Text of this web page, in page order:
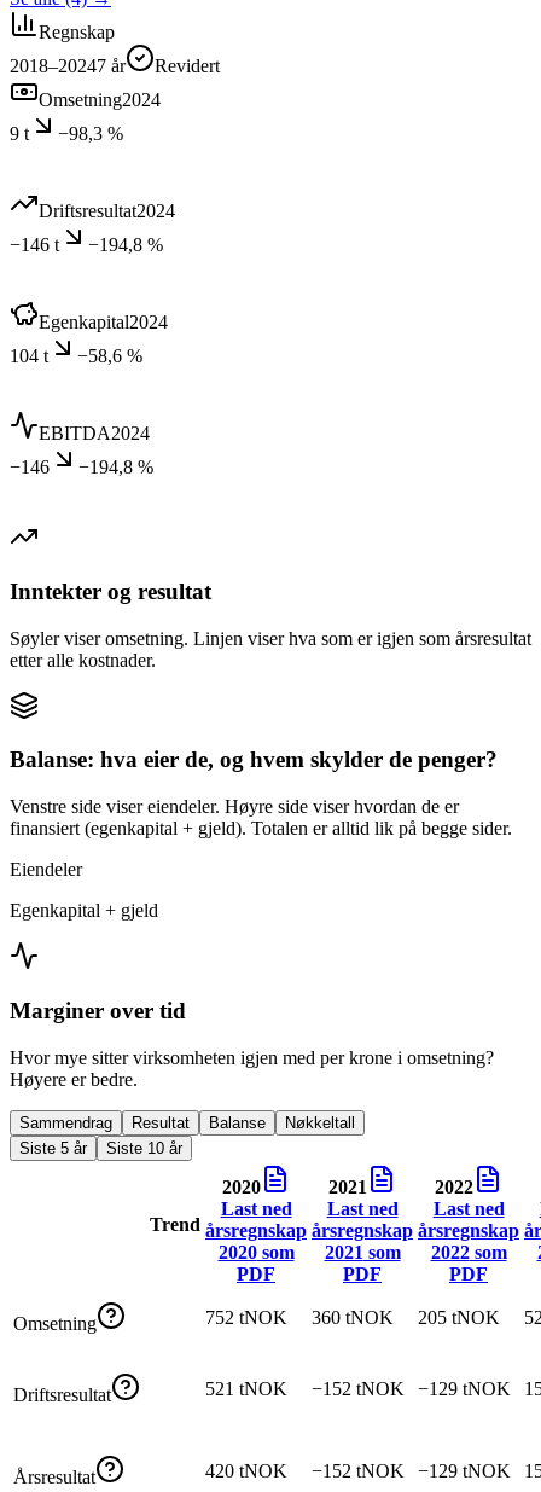
Regnskap
2018–20247 år
Revidert
Omsetning2024
9 t
−98,3 %
Driftsresultat2024
−146 t
−194,8 %
Egenkapital2024
104 t
−58,6 %
EBITDA2024
−146
−194,8 %
Inntekter og resultat
Søyler viser omsetning. Linjen viser hva som er igjen som årsresultat
etter alle kostnader.
Balanse: hva eier de, og hvem skylder de penger?
Venstre side viser eiendeler. Høyre side viser hvordan de er
finansiert (egenkapital + gjeld). Totalen er alltid lik på begge sider.
Eiendeler
Egenkapital + gjeld
Marginer over tid
Hvor mye sitter virksomheten igjen med per krone i omsetning?
Høyere er bedre.
Sammendrag Resultat Balanse
Nøkkeltall
Siste 5 år
Siste 10 år
Trend
2020
Last ned
årsregnskap
2020som
PDF
2021
Last ned
årsregnskap
2021 som
PDF
2022
Last ned
årsregnskap
2022som
PDF
Omsetning 752 tNOK 360 tNOK 205 tNOK
Driftsresultat 521 tNOK −152 tNOK −129 tNOK
Årsresultat 420 tNOK −152 tNOK −129 tNOK